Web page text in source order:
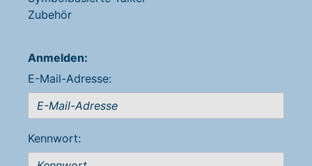
Zubehör
Anmelden:
E-Mail-Adresse:
Kennwort: